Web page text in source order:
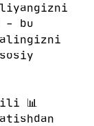
- bu
📊